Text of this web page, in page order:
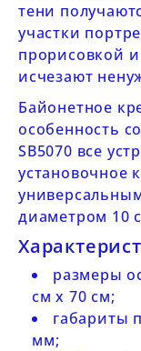
тени
участки
прорисовкой
исчезают
Байонетное
особенность
SB5070 все
установочное
диаметром 10
размеры
см х 70 см;
габариты
мм;